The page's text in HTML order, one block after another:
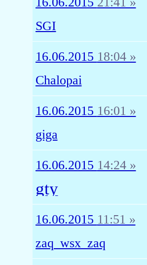
SGI
16.06.2015 18:04 »
Chalopai
16.06.2015 16:01 »
giga
16.06.2015 14:24 »
gty
16.06.2015 11:51 »
zaq_wsx_zaq